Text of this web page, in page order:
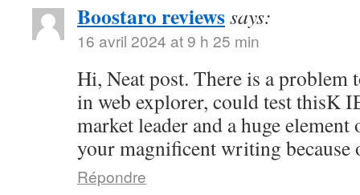
Boostaro reviewssays:
16 avril 2024 at 9 h 25 min
Hi, Neat post. There is a problem
in web explorer, could test thisK
market leader and a huge
your magnificent writing because
Répondre